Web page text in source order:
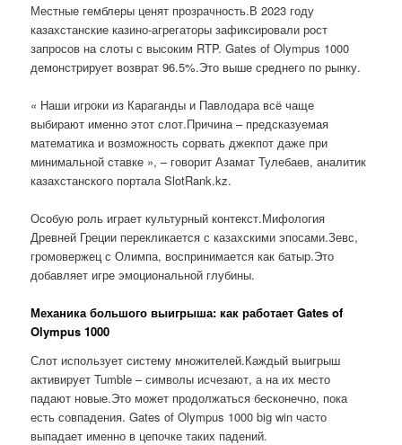
Местные гемблеры ценят прозрачность.В 2023 году
казахстанские казино-агрегаторы зафиксировали рост
запросов на слоты с высоким RTP. Gates of Olympus 1000
демонстрирует возврат 96.5%.Это выше среднего по рынку.
« Наши игроки из Караганды и Павлодара всё чаще
выбирают именно этот слот.Причина – предсказуемая
математика и возможность сорвать джекпот даже при
минимальной ставке », – говорит Азамат Тулебаев, аналитик
казахстанского портала SlotRank.kz.
Особую роль играет культурный контекст.Мифология
Древней Греции перекликается с казахскими эпосами.Зевс,
громовержец с Олимпа, воспринимается как батыр.Это
добавляет игре эмоциональной глубины.
Механика большого выигрыша: как работает Gates of
Olympus 1000
Слот использует систему множителей.Каждый выигрыш
активирует Tumble – символы исчезают, а на их место
падают новые.Это может продолжаться бесконечно, пока
есть совпадения. Gates of Olympus 1000 big win часто
выпадает именно в цепочке таких падений.